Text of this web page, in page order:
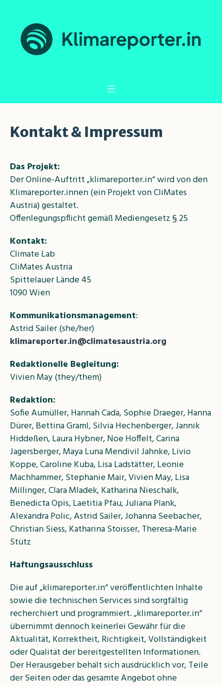
Kontakt & Impressum
Das Projekt:
Der Online-Auftritt „klimareporter.in“ wird von den
Klimareporter.innen (ein Projekt von CliMates
Austria) gestaltet.
Offenlegungspflicht gemäß Mediengesetz § 25
Kontakt:
Climate Lab
CliMates Austria
Spittelauer Lände 45
1090 Wien
Kommunikationsmanagement:
Astrid Sailer (she/her)
klimareporter.in@climatesaustria.org
Redaktionelle Begleitung:
Vivien May (they/them)
Redaktion:
Sofie Aumüller, Hannah Cada, Sophie Draeger, Hanna
Dürer, Bettina Graml, Silvia Hechenberger, Jannik
Hiddeßen, Laura Hybner, Noe Hoffelt, Carina
Jagersberger, Maya Luna Mendivil Jahnke, Livio
Koppe, Caroline Kuba, Lisa Ladstätter, Leonie
Machhammer, Stephanie Mair, Vivien May, Lisa
Millinger, Clara Mladek, Katharina Nieschalk,
Benedicta Opis, Laetitia Pfau, Juliana Plank,
Alexandra Polic, Astrid Sailer, Johanna Seebacher,
Christian Siess, Katharina Stoisser, Theresa-Marie
Stütz
Haftungsausschluss
Die auf „klimareporter.in“ veröffentlichten Inhalte
sowie die technischen Services sind sorgfältig
recherchiert und programmiert. „klimareporter.in“
übernimmt dennoch keinerlei Gewähr für die
Aktualität, Korrektheit, Richtigkeit, Vollständigkeit
oder Qualität der bereitgestellten Informationen.
Der Herausgeber behält sich ausdrücklich vor, Teile
der Seiten oder das gesamte Angebot ohne